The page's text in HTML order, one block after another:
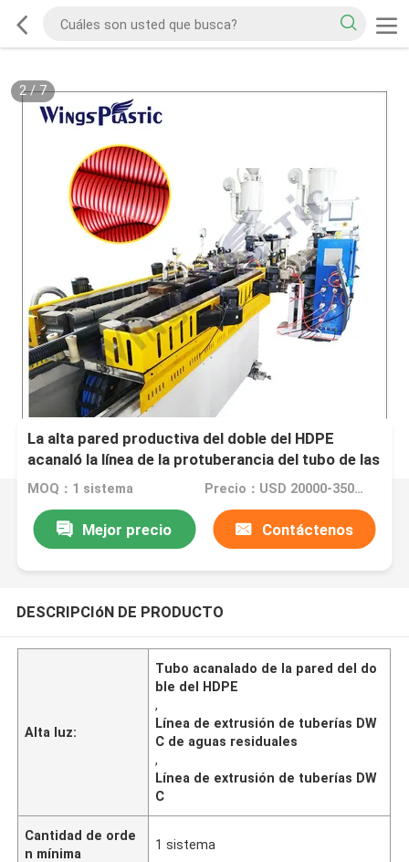
2/7
La alta pared productiva del doble del HDPE
acanaló la línea de la protuberancia del tubo de las
aguas residuales DWC del tubo que hacía la
MOQ：1 sistema Precio：USD 20000-35000 per set
Mejor precio Contáctenos
DESCRIPCIóN DE PRODUCTO
Alta luz:
Tubo acanalado de la pared del do
ble del HDPE
,
Línea de extrusión de tuberías DW
C de aguas residuales
,
Línea de extrusión de tuberías DW
C
Cantidad de orde
n mínima
1 sistema